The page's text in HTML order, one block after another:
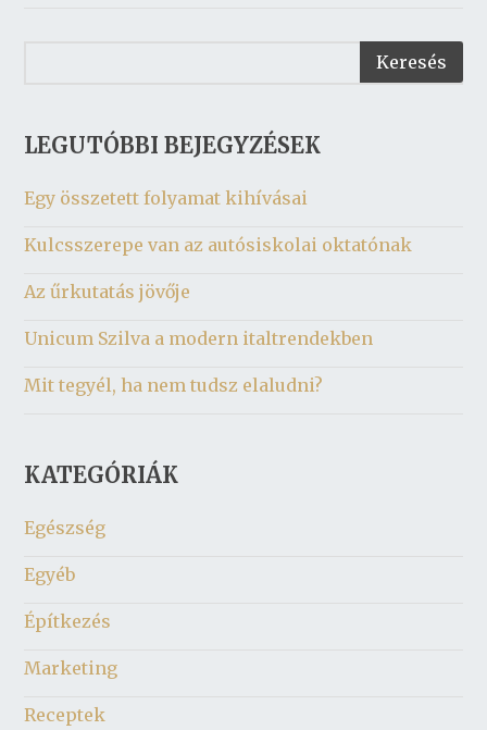
LEGUTÓBBI BEJEGYZÉSEK
Egy összetett folyamat kihívásai
Kulcsszerepe van az autósiskolai oktatónak
Az űrkutatás jövője
Unicum Szilva a modern italtrendekben
Mit tegyél, ha nem tudsz elaludni?
KATEGÓRIÁK
Egészség
Egyéb
Építkezés
Marketing
Receptek